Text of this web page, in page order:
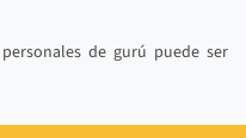
de gurú puede ser